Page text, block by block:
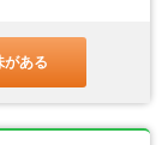
がある